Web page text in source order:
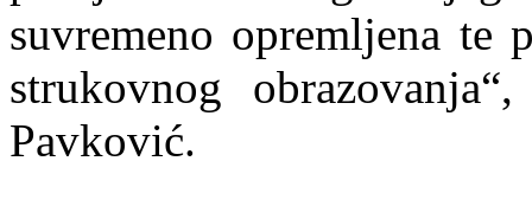
suvremeno opremljena te
strukovnog
Pavković.